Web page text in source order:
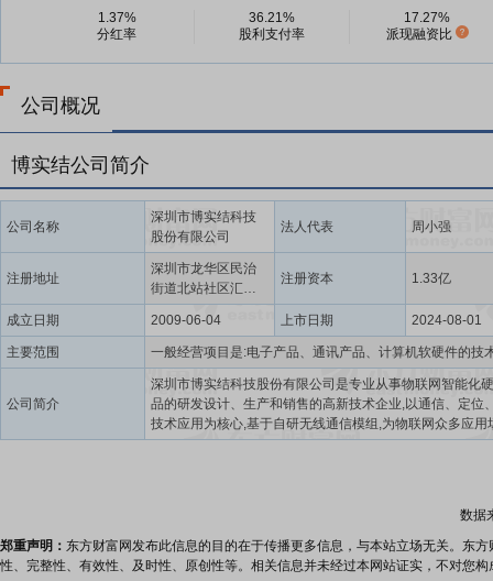
1.37%
分红率
36.21%
股利支付率
17.27%
派现融资比
公司概况
博实结公司简介
公司名称
深圳市博实结科技
股份有限公司
法人代表 周小强
注册地址
深圳市龙华区民治
街道北站社区汇德
大厦1号楼2701、
2702、2703
注册资本 1.33亿
成立日期 2009-06-04 上市日期 2024-08-01
主要范围
公司简介
深圳市博实结科技股份有限公司是专业从事物联网智能化
品的研发设计、生产和销售的高新技术企业,以通信、定位
技术应用为核心,基于自研无线通信模组,为物联网众多应用
供智能终端产品及配套解决方案。目前,公司产品主要应用
更便捷的出行服务”为目标,为两轮绿色出行行业提供智慧出
件。在智能支付硬件领域,公司以“更智能、更便捷”为目标,
支付行业用户提供稳定、安全、可靠的物联网智能支付硬
数据
郑重声明： 东方财富网发布此信息的目的在于传播更多信息，与本站立场无关。东
性、完整性、有效性、及时性、原创性等。相关信息并未经过本网站证实，不对您